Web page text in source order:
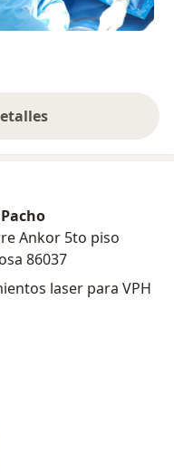
la experiencia
Ankor 5to piso
86037
laser para VPH